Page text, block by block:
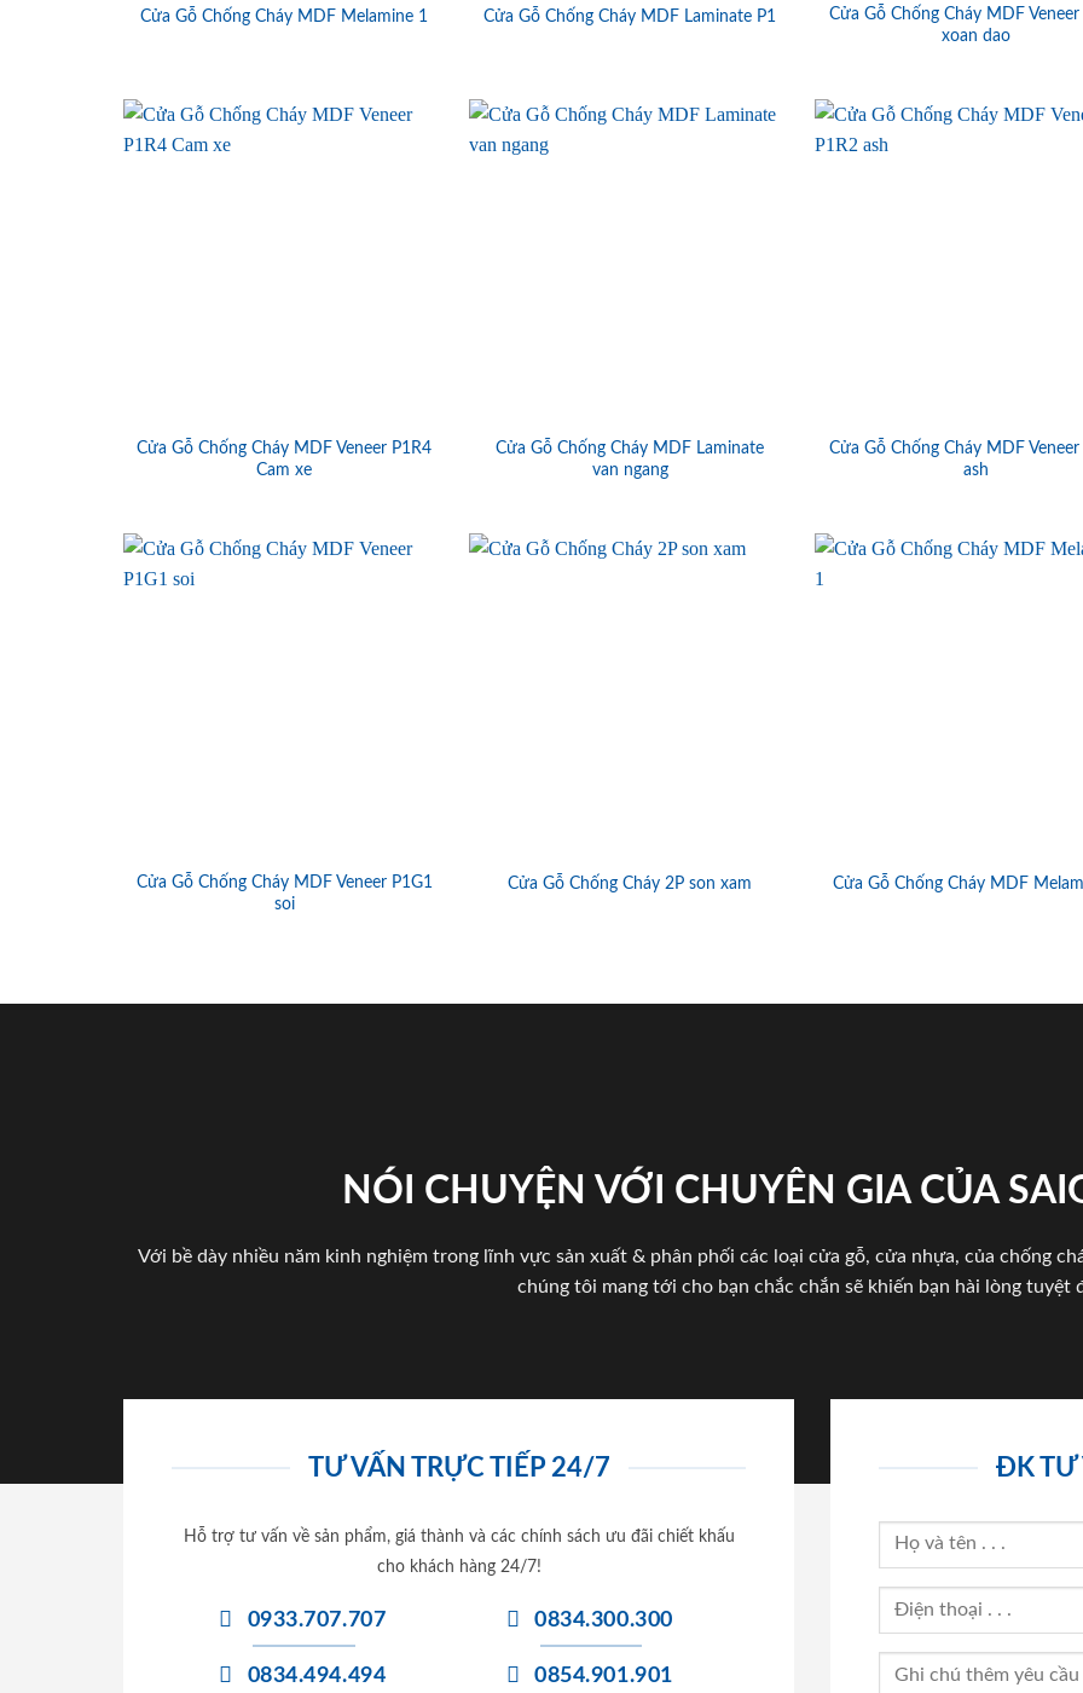
Cửa Gỗ Chống Cháy MDF Melamine 1 Cửa Gỗ Chống Cháy MDF Laminate P1
Cửa Gỗ Chống Cháy MDF Veneer
xoan dao
Cửa Gỗ Chống Cháy MDF Veneer P1R4
Cam xe
Cửa Gỗ Chống Cháy MDF Laminate
van ngang
Cửa Gỗ Chống Cháy MDF Veneer
ash
Cửa Gỗ Chống Cháy MDF Veneer P1G1
soi
Cửa Gỗ Chống Cháy 2P son xam Cửa Gỗ Chống Cháy MDF
NÓI CHUYỆN VỚI CHUYÊN GIA CỦA
Với bề dày nhiều năm kinh nghiệm trong lĩnh vực sản xuất & phân phối các loại cửa gỗ, cửa nhựa, của chống
chúng tôi mang tới cho bạn chắc chắn sẽ khiến bạn hài lòng tuyệt
TƯ VẤN TRỰC TIẾP 24/7
Hỗ trợ tư vấn về sản phẩm, giá thành và các chính sách ưu đãi chiết khấu
cho khách hàng 24/7!
0933.707.707
0834.494.494
0834.300.300
0854.901.901
ĐK TƯ